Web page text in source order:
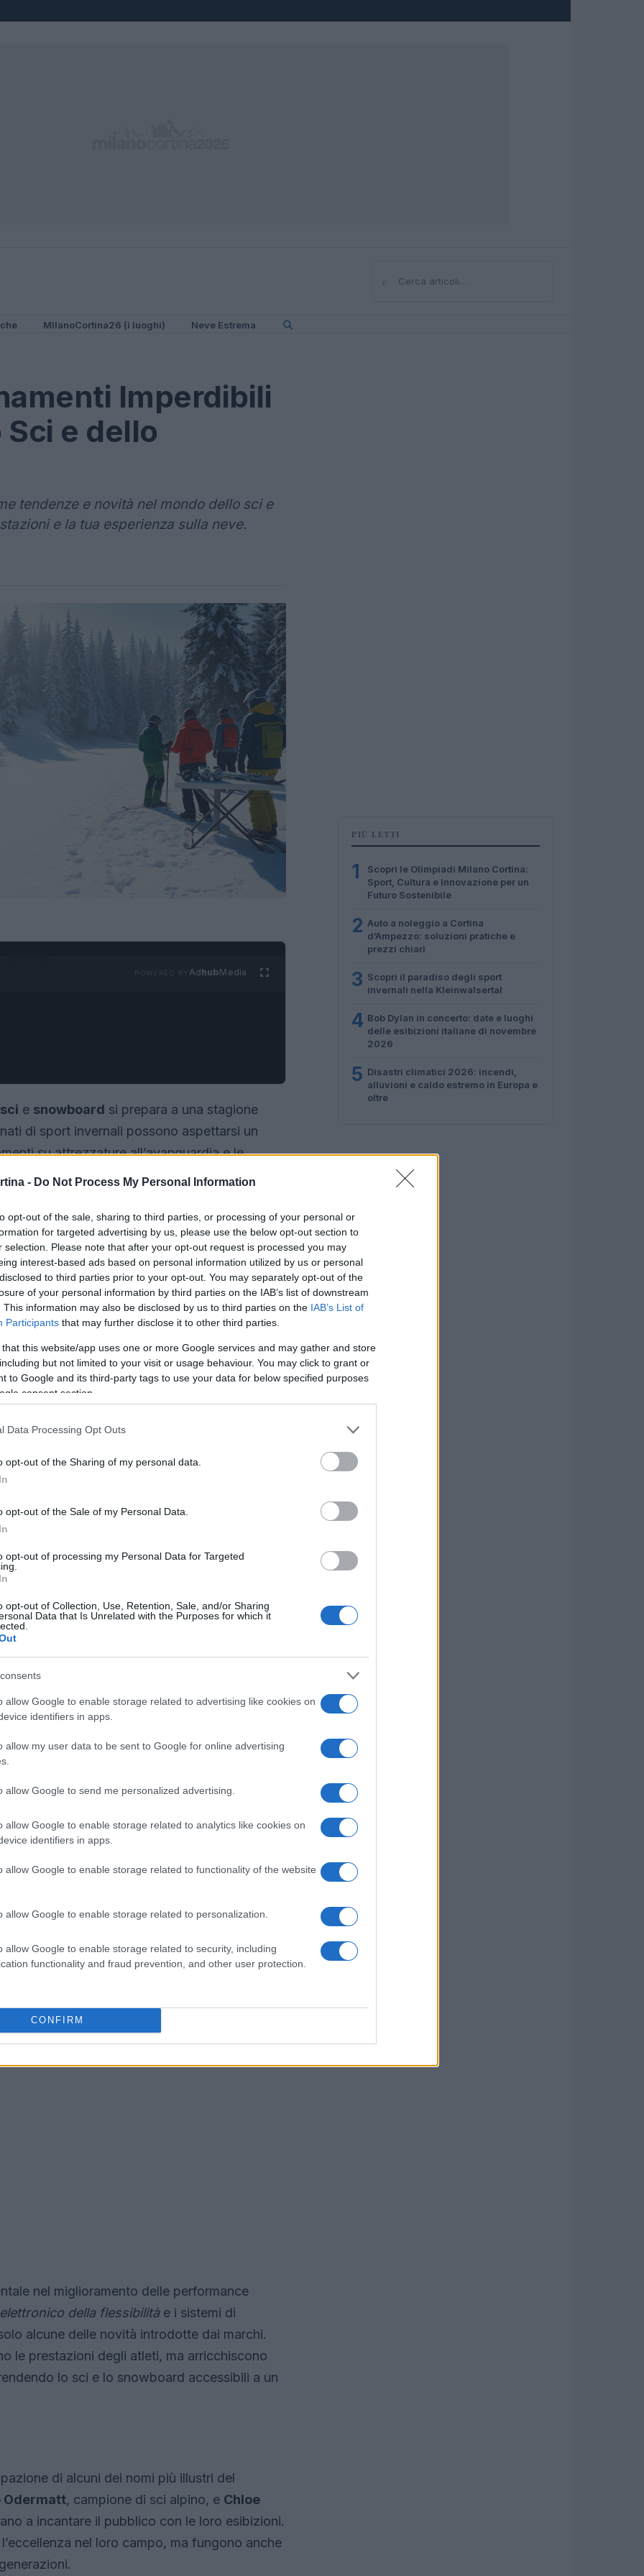
- Do Not Process My Personal Information
opt-out of the sale, sharing to third parties, or processing of your personal or
for targeted advertising by us, please use the below opt-out section to
selection. Please note that after your opt-out request is processed you may
interest-based ads based on personal information utilized by us or personal
to third parties prior to your opt-out. You may separately opt-out of the
of your personal information by third parties on the IAB’s list of downstream
This information may also be disclosed by us to third parties on the IAB’s List of
Participants that may further disclose it to other third parties.
that this website/app uses one or more Google services and may gather and store
but not limited to your visit or usage behaviour. You may click to grant or
to Google and its third-party tags to use your data for below specified purposes
consent section.
Data Processing Opt Outs
opt-out of the Sharing of my personal data.
opt-out of the Sale of my Personal Data.
opt-out of processing my Personal Data for Targeted
opt-out of Collection, Use, Retention, Sale, and/or Sharing
Data that Is Unrelated with the Purposes for which it
allow Google to enable storage related to advertising like cookies on
identifiers in apps.
allow my user data to be sent to Google for online advertising
allow Google to send me personalized advertising.
allow Google to enable storage related to analytics like cookies on
identifiers in apps.
allow Google to enable storage related to functionality of the website
allow Google to enable storage related to personalization.
allow Google to enable storage related to security, including
functionality and fraud prevention, and other user protection.
CONFIRM
⌕Cerca
MIlanoCortina26 (i luoghi) Neve Estrema
Imperdibili
e dello
tendenze e novità nel mondo dello sci e
e la tua esperienza sulla neve.
AdhubMedia
sci e snowboard si prepara a una stagione
di sport invernali possono aspettarsi un
su attrezzature all’avanguardia e le
Questo articolo esplora le ultime notizie
ricca di eventi imperdibili. A partire
a Milano-Cortina nel 2026, fino alla serie di
diverse località alpine. Gli
freestylepossono già segnare sul calendario
2023-2024 avrà inizio con le gare di
eLake Louise
mondiale si sfideranno su piste che
Non solo gli sciatori, ma anche i rider
in eventi come il
Snowboard World Cup
la stagione
di attrezzature sempre più avanzate.
di sci e snowboard dotati di tecnologie
si segnalano gli
sci in fibra di carbonio
da snowboard progettate per
nel miglioramento delle performance
della flessibilitàe i sistemi di
alcune delle novità introdotte dai marchi.
le prestazioni degli atleti, ma arricchiscono
lo sci e lo snowboard accessibili a un
di alcuni dei nomi più illustri del
Odermatt, campione di sci alpino, e Chloe
a incantare il pubblico con le loro esibizioni.
nel loro campo, ma fungono anche
PIÙ LETTI
1
Scopri le Olimpiadi Milano Cortina:
Sport, Cultura e Innovazione per un
Futuro Sostenibile
2 Auto a noleggio a Cortina
d’Ampezzo: soluzioni pratiche e
prezzi chiari
3 Scopri il paradiso degli sport
invernali nella Kleinwalsertal
4 Bob Dylan in concerto: date e luoghi
delle esibizioni italiane di novembre
2026
5 Disastri climatici 2026: incendi,
alluvioni e caldo estremo in Europa e
oltre